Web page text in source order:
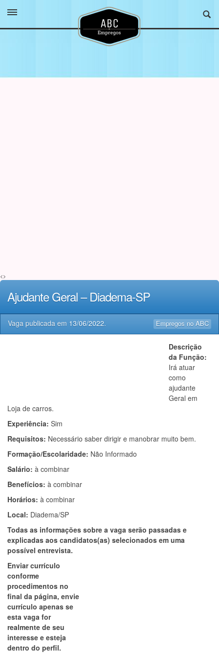
<>
Ajudante Geral – Diadema-SP
Empregos no ABC
Vaga publicada em 13/06/2022.
Descrição
da Função:
Irá atuar
como
ajudante
Geral em
Loja de carros.
Experiência: Sim
Requisitos: Necessário saber dirigir e manobrar muito bem.
Formação/Escolaridade: Não Informado
Salário: à combinar
Benefícios: à combinar
Horários: à combinar
Local: Diadema/SP
Todas as informações sobre a vaga serão passadas e
explicadas aos candidatos(as) selecionados em uma
possível entrevista.
Enviar currículo
conforme
procedimentos no
final da página, envie
currículo apenas se
esta vaga for
realmente de seu
interesse e esteja
dentro do perfil.